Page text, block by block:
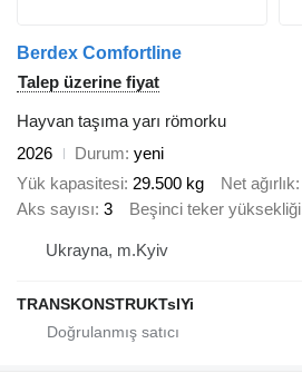
Berdex Comfortline
Talep üzerine fiyat
Hayvan taşıma yarı römorku
2026
Durum yeni
Yük kapasitesi 29.500 kg Net ağırlık
Aks sayısı 3 Beşinci teker yüksekliği
Ukrayna, m.Kyiv
TRANSKONSTRUKTsIYi